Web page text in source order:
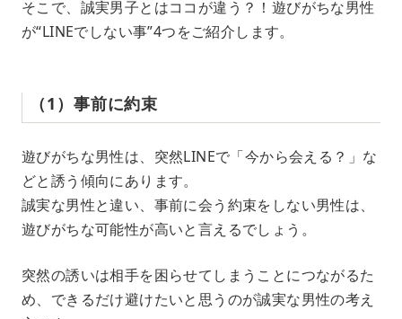
そこで、誠実男子とはココが違う？！遊びがちな男性
が“LINEでしない事”4つをご紹介します。
（1）事前に約束
遊びがちな男性は、突然LINEで「今から会える？」な
どと誘う傾向にあります。
誠実な男性と違い、事前に会う約束をしない男性は、
遊びがちな可能性が高いと言えるでしょう。
突然の誘いは相手を困らせてしまうことにつながるた
め、できるだけ避けたいと思うのが誠実な男性の考え